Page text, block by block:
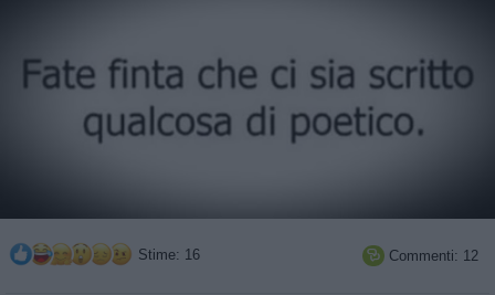
Stime: 16  Commenti: 12